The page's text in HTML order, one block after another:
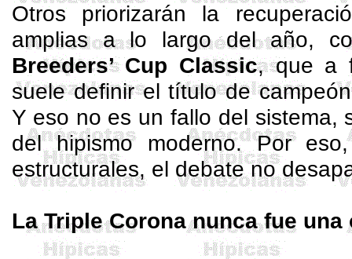
Otros priorizarán la
amplias a lo largo del año,
Breeders’ Cup Classic, que a
suele definir el título de
Y eso no es un fallo del sistema,
del hipismo moderno. Por
estructurales, el debate no
La Triple Corona nunca fue